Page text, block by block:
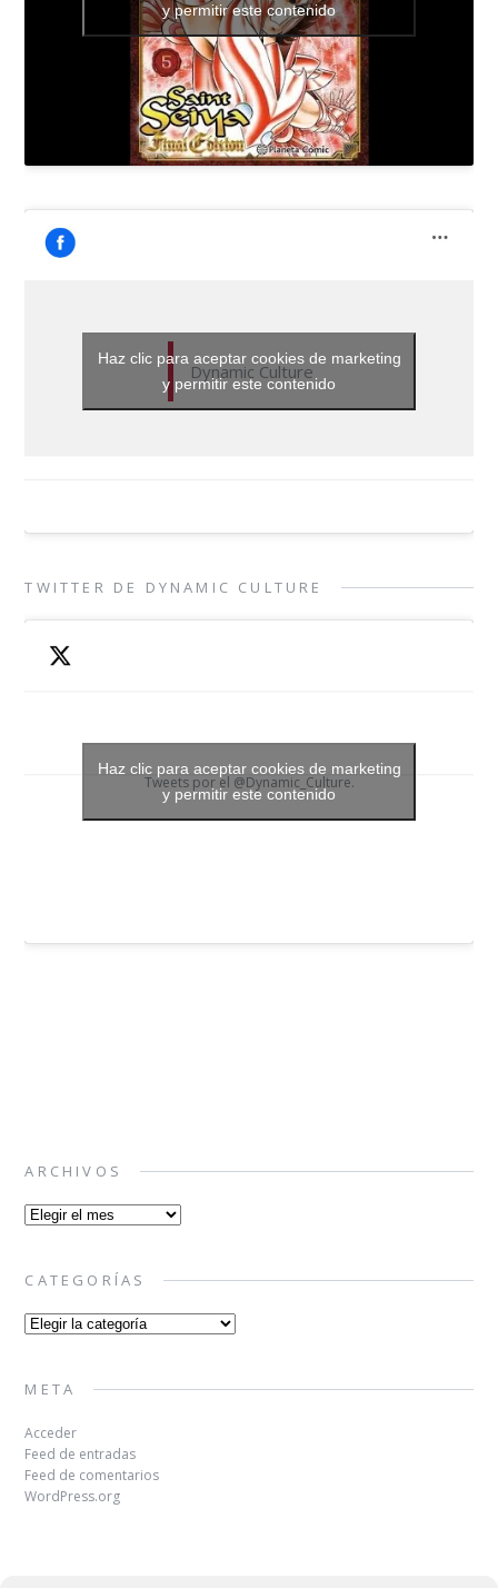
y permitir este contenido
Dynamic Culture
Haz clic para aceptar cookies de marketing
y permitir este contenido
TWITTER DE DYNAMIC CULTURE
Tweets por el @Dynamic_Culture.
Haz clic para aceptar cookies de marketing
y permitir este contenido
ARCHIVOS
Archivos
CATEGORÍAS
Categorías
META
Acceder
Feed de entradas
Feed de comentarios
WordPress.org